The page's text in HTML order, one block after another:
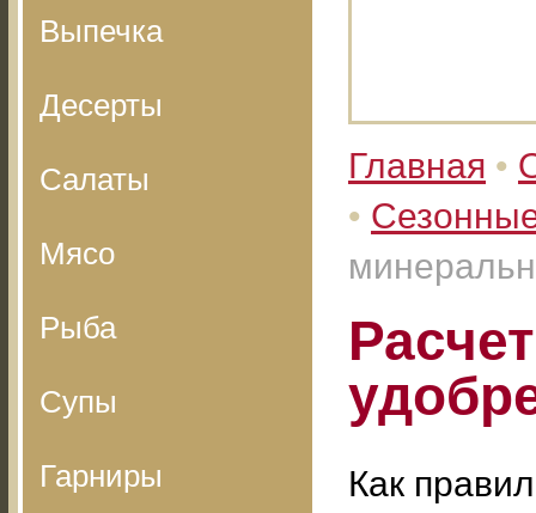
Выпечка
Десерты
Салаты
Мясо
Рыба
Супы
Гарниры
Главная •
•
Как